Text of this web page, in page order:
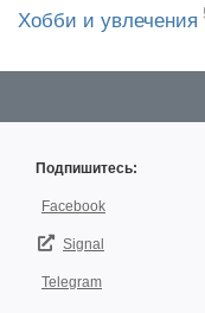
Хобби и увлечения
Подпишитесь:
Facebook
Signal
Telegram